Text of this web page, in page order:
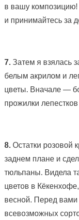
в вашу
и принимайтесь за
7.Затем я взялась
белым акрилом и
цветы. Вначале —
прожилки
8.Остатки розовой
заднем плане и
тюльпаны. Видела
цветов в
весной. Перед
всевозможных